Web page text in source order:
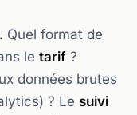
Quel format de
le tarif ?
données brutes
? Le suivi